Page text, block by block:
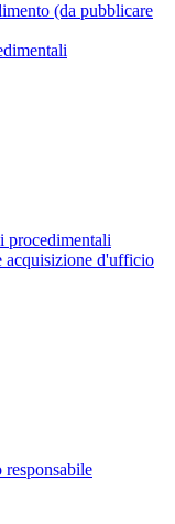
(da pubblicare
procedimentali
acquisizione d'ufficio